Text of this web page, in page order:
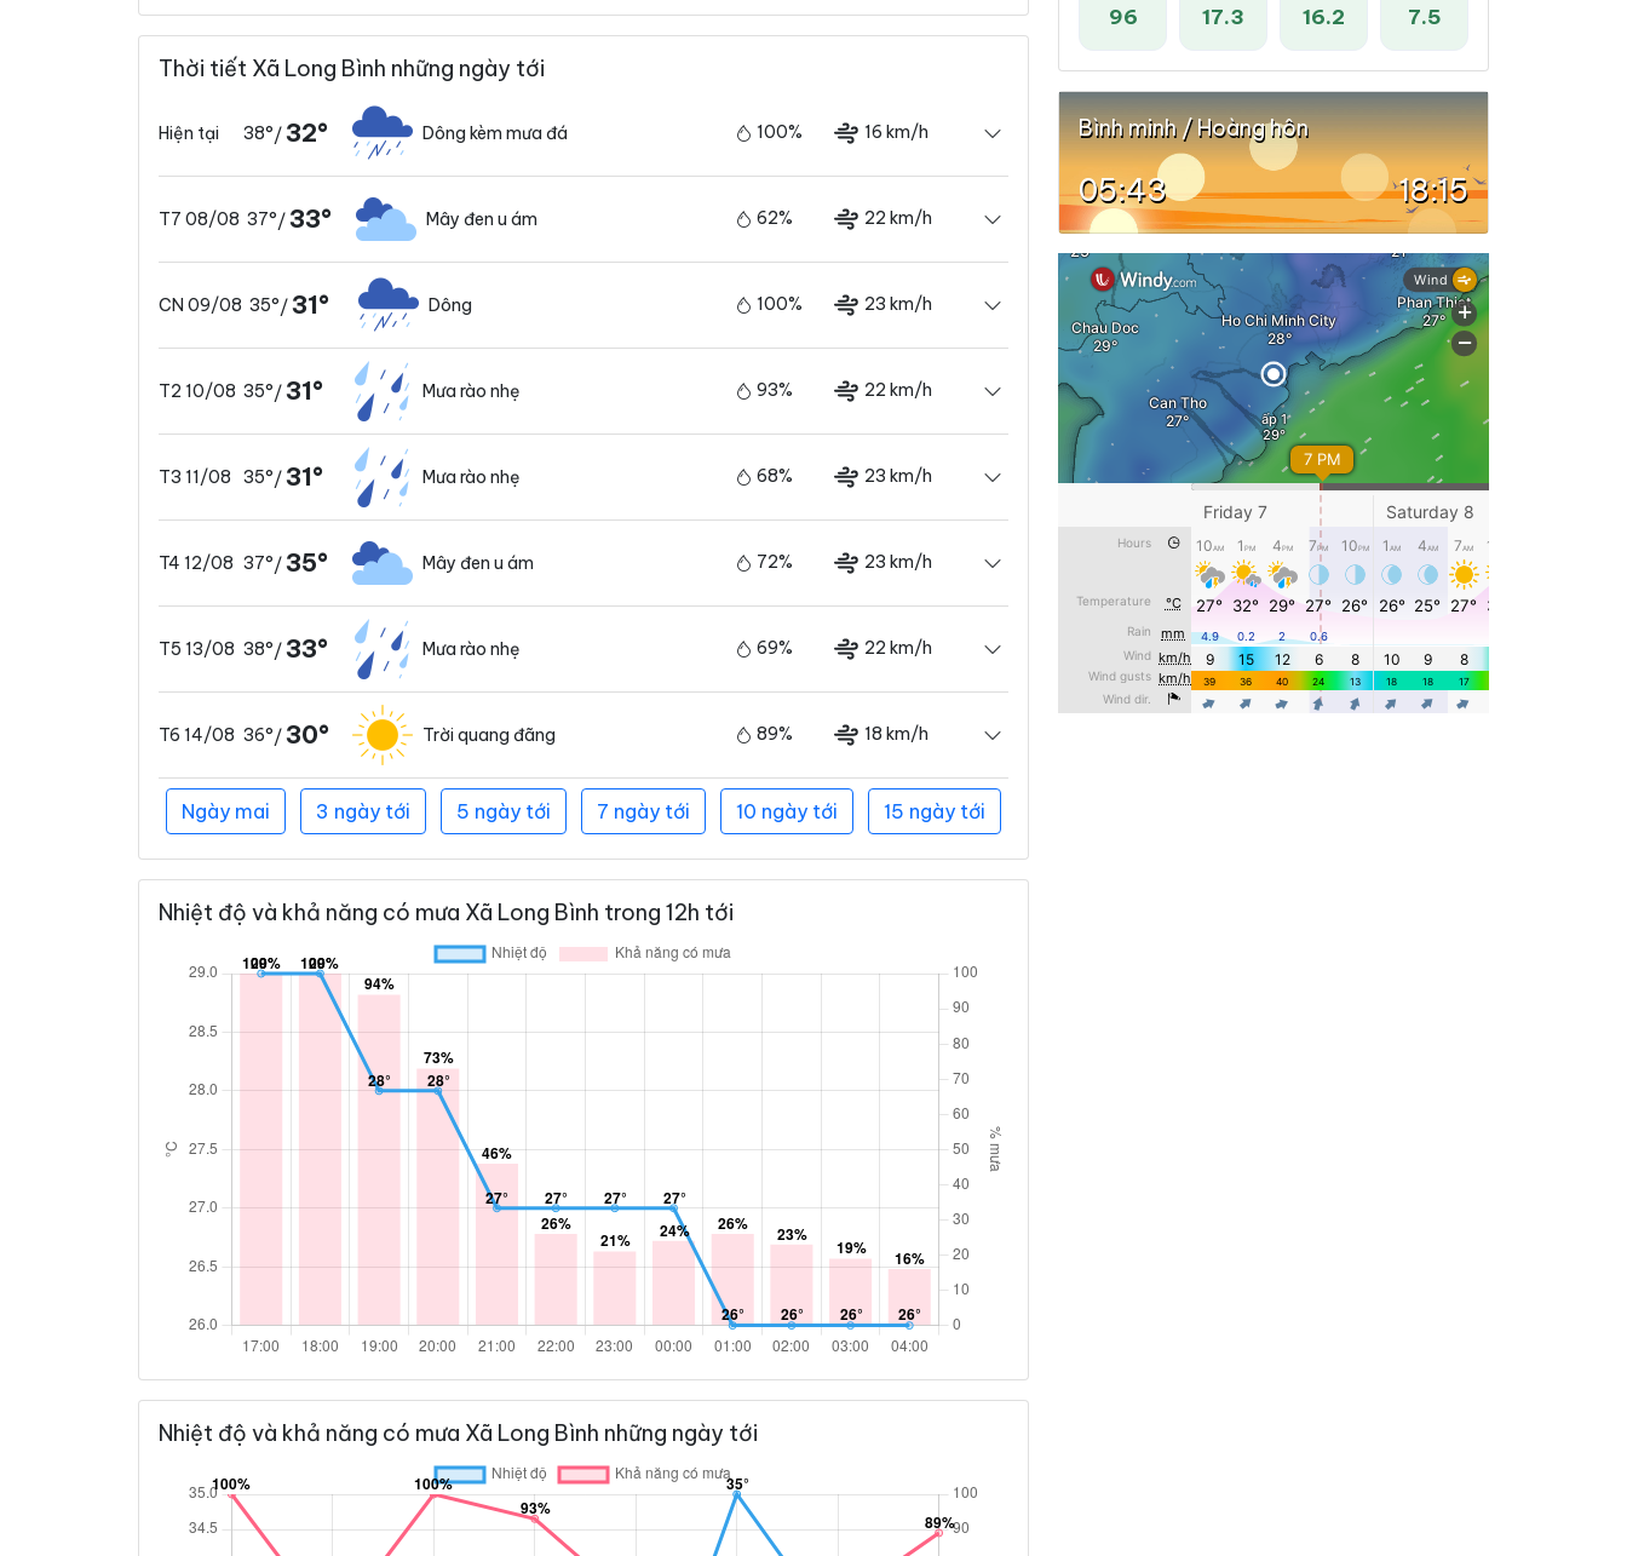
Thời tiết Xã Long Bình những ngày tới
Hiện tại 38°/32° Dông kèm mưa đá 100% 16 km/h
T7 08/08 37°/33° Mây đen u ám 62% 22 km/h
CN 09/08 35°/31° Dông 100% 23 km/h
T2 10/08 35°/31° Mưa rào nhẹ 93% 22 km/h
T3 11/08 35°/31° Mưa rào nhẹ 68% 23 km/h
T4 12/08 37°/35° Mây đen u ám 72% 23 km/h
T5 13/08 38°/33° Mưa rào nhẹ 69% 22 km/h
T6 14/08 36°/30° Trời quang đãng 89% 18 km/h
Ngày mai 3 ngày tới 5 ngày tới 7 ngày tới 10 ngày tới 15 ngày tới
Nhiệt độ và khả năng có mưa Xã Long Bình trong 12h tới
Nhiệt độ và khả năng có mưa Xã Long Bình những ngày tới
96 17.3 16.2 7.5
Bình minh / Hoàng hôn
05:43 18:15